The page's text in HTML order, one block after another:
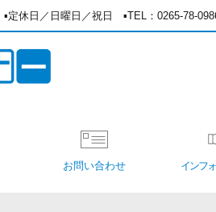
▪️定休日／日曜日／祝日 ▪️TEL：0265-78-
お問い合わせ インフ